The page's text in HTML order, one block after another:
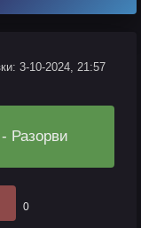
3-10-2024, 21:57
Разорви
0